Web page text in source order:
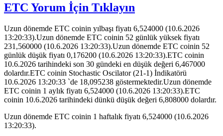
ETC Yorum İçin Tıklayın
Uzun dönemde ETC coinin yılbaşı fiyatı 6,524000 (10.6.2026
13:20:33).Uzun dönemde ETC coinin 52 günlük yüksek fiyatı
231,560000 (10.6.2026 13:20:33).Uzun dönemde ETC coinin 52
günlük düşük fiyatı 0,176200 (10.6.2026 13:20:33).ETC coinin
10.6.2026 tarihindeki son 30 gündeki en düşük değeri 6,467000
dolardır.ETC coinin Stochastic Oscilator (21-1) İndikatörü
10.6.2026 13:20:33 `de 18,095238 göstermektedir.Uzun dönemde
ETC coinin 1 aylık fiyatı 6,524000 (10.6.2026 13:20:33).ETC
coinin 10.6.2026 tarihindeki dünkü düşük değeri 6,808000 dolardır.
Uzun dönemde ETC coinin 1 haftalık fiyatı 6,524000 (10.6.2026
13:20:33).